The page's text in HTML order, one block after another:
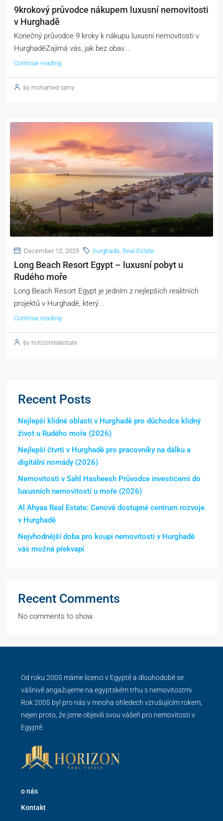
9krokový průvodce nákupem luxusní nemovitosti
v Hurghadě
Konečný průvodce 9 kroky k nákupu luxusní nemovitosti v
HurghaděZajímá vás, jak bez obav...
Continue reading
by mohamed samy
December 12, 2025 hurghada, Real Estate
Long Beach Resort Egypt – luxusní pobyt u
Rudého moře
Long Beach Resort Egypt je jedním z nejlepších realitních
projektů v Hurghadě, který...
Continue reading
by horizonrealestate
Recent Posts
Nejlepší klidné oblasti v Hurghadě pro důchodce klidný
život u Rudého moře (2026)
Nejlepší čtvrti v Hurghadě pro pracovníky na dálku a
digitální nomády (2026)
Nemovitosti v Sahl Hasheesh Průvodce investicemi do
luxusních nemovitostí u moře (2026)
Al Ahyaa Real Estate: Cenově dostupné centrum rozvoje
v Hurghadě
Nejvhodnější doba pro koupi nemovitosti v Hurghadě
vás možná překvapí
Recent Comments
No comments to show.
Od roku 2005 máme licenci v Egyptě a dlouhodobě se
vášnivě angažujeme na egyptském trhu s nemovitostmi.
Rok 2005 byl pro nás v mnoha ohledech vzrušujícím rokem,
nejen proto, že jsme objevili svou vášeň pro nemovitosti v
Egyptě.
o nás
Kontakt